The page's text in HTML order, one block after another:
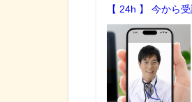
【 24h 】 今から